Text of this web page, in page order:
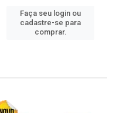
Faça seu login ou
cadastre-se para
comprar.